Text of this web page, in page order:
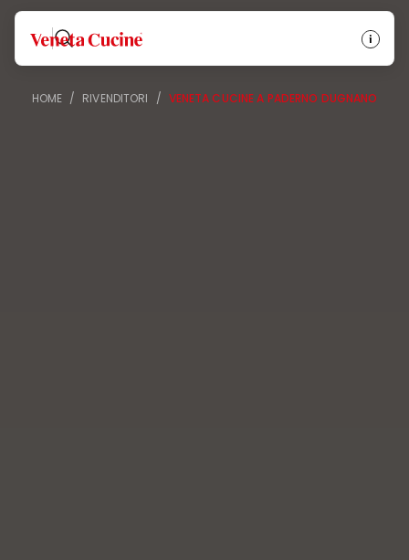
Veneta Cucine
HOME / RIVENDITORI / VENETA CUCINE A PADERNO DUGNANO